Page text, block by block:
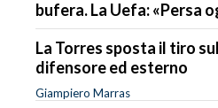
bufera. La Uefa: «Persa
La Torres sposta il tiro
difensore ed esterno
Giampiero Marras